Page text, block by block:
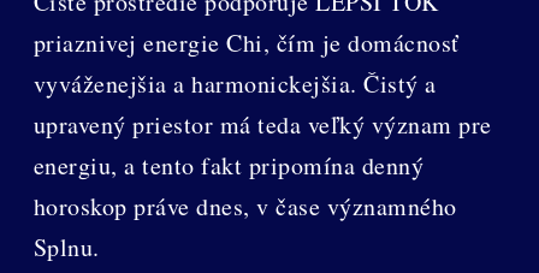
priaznivej energie Chi, čím je domácnosť
vyváženejšia a harmonickejšia. Čistý a
upravený priestor má teda veľký význam pre
energiu, a tento fakt pripomína denný
horoskop práve dnes, v čase významného
Splnu.